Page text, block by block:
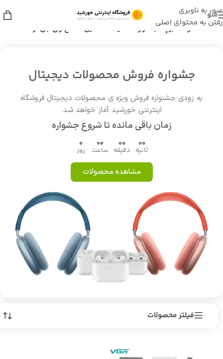
عبور به ناوبری
رفتن به محتوای اصلی
منو
خانه/ محصولات برچسب خورده “قیمت ماشین اصلاح وی جی ار 919”
جشواره فروش محصولات دیجیتال
به زودی جشنواره فروش ویژه ی محصولات دیجیتال فروشگاه
اینترنتی خورشید آغاز خواهد شد.
زمان باقی مانده تا شروع جشواره
0
روز
00
ساعت
00
دقیقه
00
ثانیه
مشاهده محصولات
فیلتر محصولات